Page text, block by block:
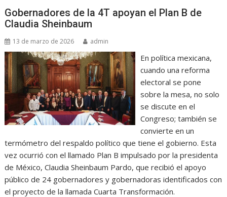
Gobernadores de la 4T apoyan el Plan B de
Claudia Sheinbaum
13 de marzo de 2026 admin
En política mexicana,
cuando una reforma
electoral se pone
sobre la mesa, no solo
se discute en el
Congreso; también se
convierte en un
termómetro del respaldo político que tiene el gobierno. Esta
vez ocurrió con el llamado Plan B impulsado por la presidenta
de México, Claudia Sheinbaum Pardo, que recibió el apoyo
público de 24 gobernadores y gobernadoras identificados con
el proyecto de la llamada Cuarta Transformación.